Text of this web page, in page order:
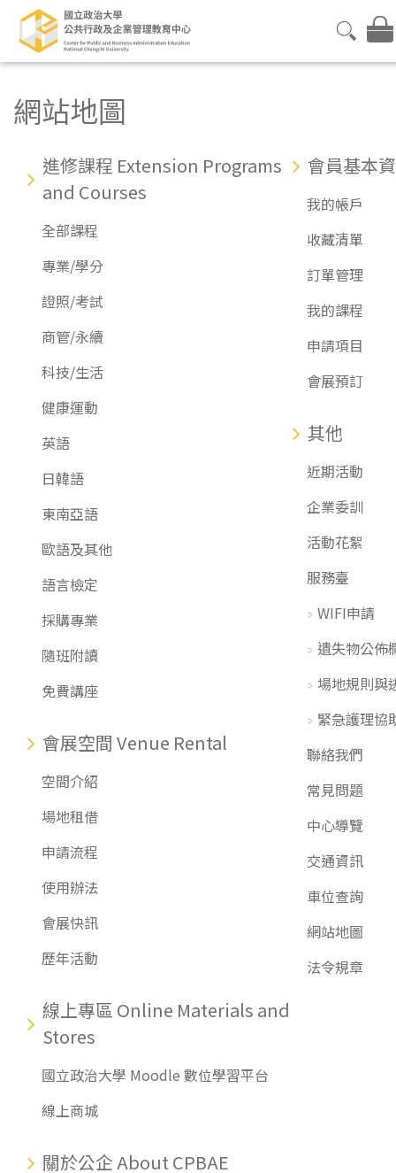
網站地圖
進修課程 Extension Programs
and Courses
全部課程
專業/學分
證照/考試
商管/永續
科技/生活
健康運動
英語
日韓語
東南亞語
歐語及其他
語言檢定
採購專業
隨班附讀
免費講座
會展空間 Venue Rental
空間介紹
場地租借
申請流程
使用辦法
會展快訊
歷年活動
線上專區 Online Materials and
Stores
國立政治大學 Moodle 數位學習平台
線上商城
關於公企 About CPBAE
會員基本
我的帳戶
收藏清單
訂單管理
我的課程
申請項目
會展預訂
其他
近期活動
企業委訓
活動花絮
服務臺
WIFI申請
遺失物公佈
場地規則與
緊急護理協
聯絡我們
常見問題
中心導覽
交通資訊
車位查詢
網站地圖
法令規章